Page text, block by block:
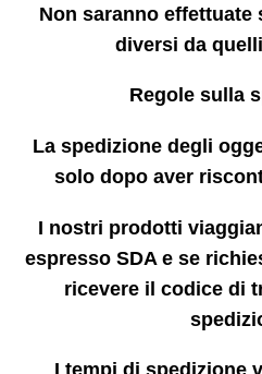
Non saranno
diversi da
Regole sulla
La spedizione degli
solo dopo aver
I nostri prodotti
espresso SDA e se
ricevere il codice di